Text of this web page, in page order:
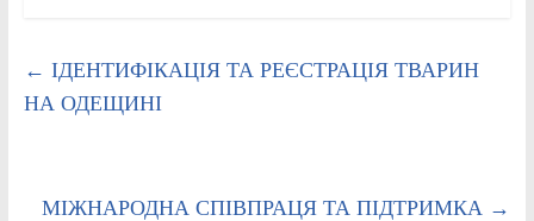
← ІДЕНТИФІКАЦІЯ ТА РЕЄСТРАЦІЯ ТВАРИН
НА ОДЕЩИНІ
МІЖНАРОДНА СПІВПРАЦЯ ТА ПІДТРИМКА →